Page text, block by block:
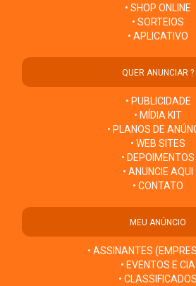
• SHOP ONLINE
• SORTEIOS
• APLICATIVO
QUER ANUNCIAR ?
• PUBLICIDADE
• MÍDIA KIT
• PLANOS DE
• WEB SITES
• DEPOIMENTOS
• ANUNCIE AQUI
• CONTATO
MEU ANÚNCIO
• ASSINANTES
• EVENTOS E CIA
• CLASSIFICADOS